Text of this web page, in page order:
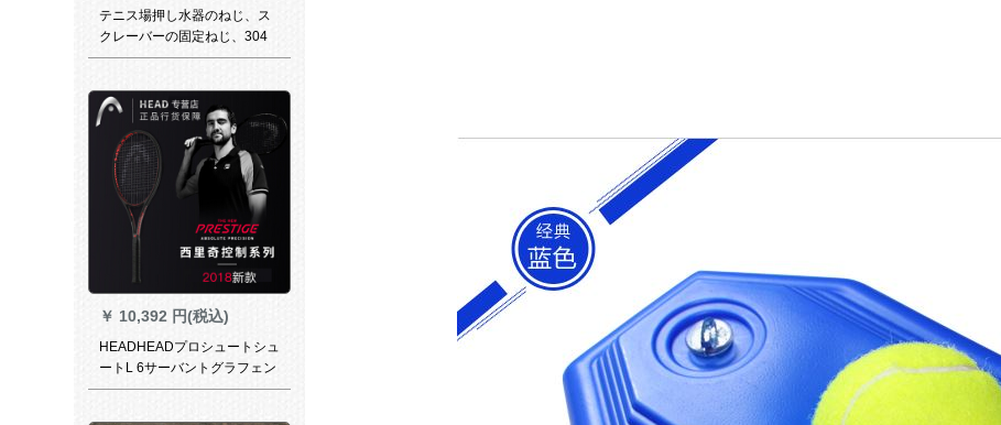
テニス場押し水器のねじ、ス
クレーバーの固定ねじ、304
ステンレスねじは永遠に4 cm
ん。
￥ 10,392 円(税込)
HEADHEADプロシュートシュ
ートL 6サーバントグラフェン
炭素繊維S版95面295 g